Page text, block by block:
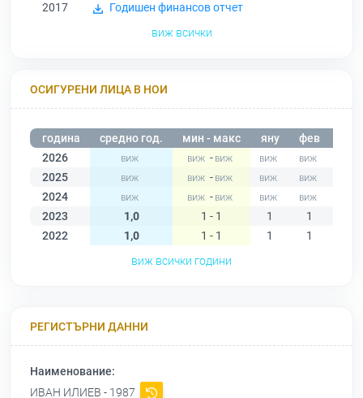
2017
Годишен финансов отчет
виж всички
ОСИГУРЕНИ ЛИЦА В НОИ
година средно год. мин - макс яну фев
2026
-
2025
-
2024
-
2023
1,0 1 - 1 1 1
2022
1,0 1 - 1 1 1
виж всички години
РЕГИСТЪРНИ ДАННИ
Наименование:
ИВАН ИЛИЕВ - 1987